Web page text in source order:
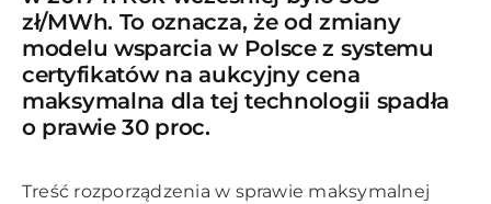
zł/MWh. To oznacza, że od zmiany
modelu wsparcia w Polsce z systemu
certyfikatów na aukcyjny cena
maksymalna dla tej technologii spadła
o prawie 30 proc.
Treść rozporządzenia w sprawie maksymalnej